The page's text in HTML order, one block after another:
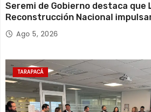
Seremi de Gobierno destaca que
Reconstrucción Nacional
y el empleo en Tarapacá
Ago 5, 2026
TARAPACÁ